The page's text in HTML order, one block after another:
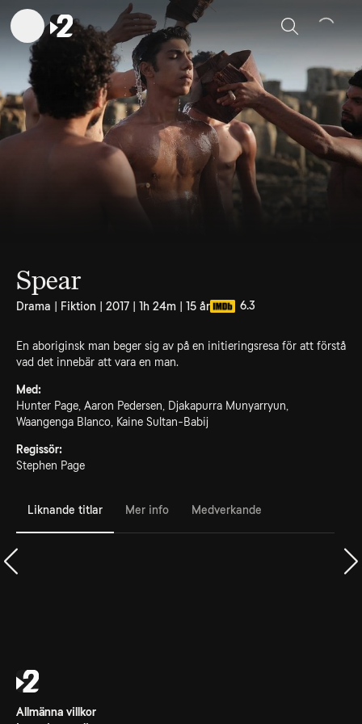
Sök
Spear
Drama | Fiktion | 2017 | 1h 24m | 15 år 6.3
En aboriginsk man beger sig av på en initieringsresa för att förstå
vad det innebär att vara en man.
Med:
Hunter Page, Aaron Pedersen, Djakapurra Munyarryun,
Waangenga Blanco, Kaine Sultan-Babij
Regissör:
Stephen Page
Liknande titlar Mer info Medverkande
Allmänna villkor